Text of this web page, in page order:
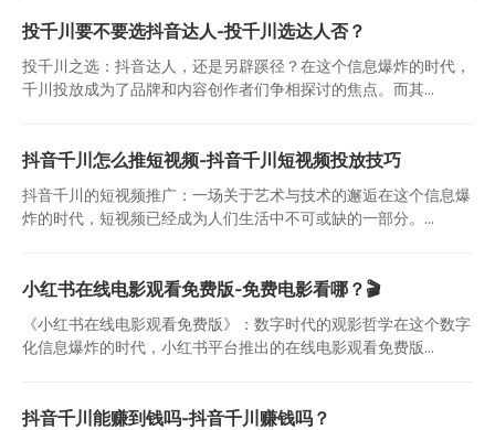
投千川要不要选抖音达人-投千川选达人否？
投千川之选：抖音达人，还是另辟蹊径？在这个信息爆炸的时代，
千川投放成为了品牌和内容创作者们争相探讨的焦点。而其...
抖音千川怎么推短视频-抖音千川短视频投放技巧
抖音千川的短视频推广：一场关于艺术与技术的邂逅在这个信息爆
炸的时代，短视频已经成为人们生活中不可或缺的一部分。...
小红书在线电影观看免费版-免费电影看哪？🎬
《小红书在线电影观看免费版》：数字时代的观影哲学在这个数字
化信息爆炸的时代，小红书平台推出的在线电影观看免费版...
抖音千川能赚到钱吗-抖音千川赚钱吗？